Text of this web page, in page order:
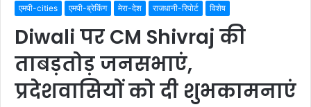
एमपी-cities एमपी-ब्रेकिंग मेरा-देश राजधानी-रिपोर्ट विशेष
Diwali पर CM Shivraj की
ताबड़तोड़ जनसभाएं,
प्रदेशवासियों को दी शुभकामनाएं